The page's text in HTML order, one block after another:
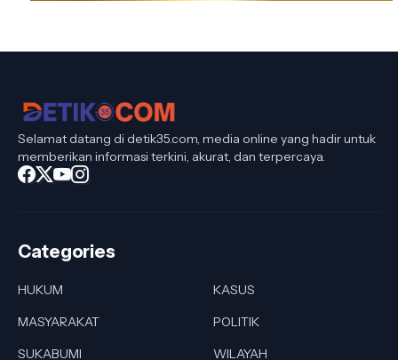
Selamat datang di detik35.com, media online yang hadir untuk
memberikan informasi terkini, akurat, dan terpercaya.
Categories
HUKUM
KASUS
MASYARAKAT
POLITIK
SUKABUMI
WILAYAH